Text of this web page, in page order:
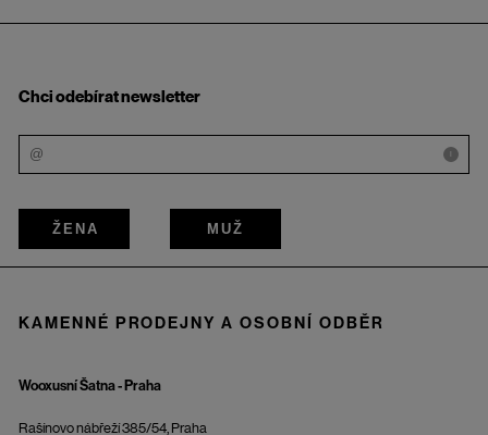
Chci odebírat newsletter
i
ŽENA MUŽ
KAMENNÉ PRODEJNY A OSOBNÍ ODBĚR
Wooxusní Šatna - Praha
Rašínovo nábřeží 385/54, Praha